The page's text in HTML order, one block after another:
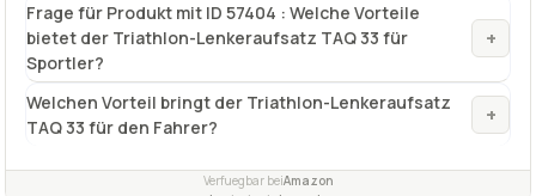
Frage für Produkt mit ID 57404 : Welche Vorteile
bietet der Triathlon-Lenkeraufsatz TAQ 33 für
Sportler?
+
Welchen Vorteil bringt der Triathlon-Lenkeraufsatz
TAQ 33 für den Fahrer?
+
Verfuegbar beiAmazon